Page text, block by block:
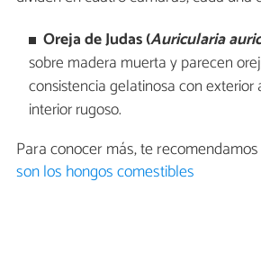
Oreja de Judas (Auricularia
sobre madera muerta y parecen
consistencia gelatinosa con
interior rugoso.
Para conocer más, te
son los hongos comestibles